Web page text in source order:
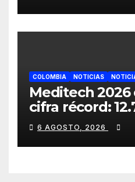
COLOMBIA NOTICIAS
Meditech 2026
cifra récord:
cerca de 300
países
6 AGOSTO, 2026